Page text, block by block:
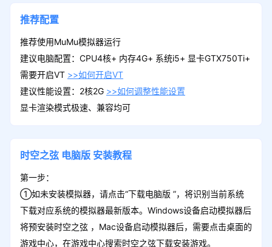
推荐配置
推荐使用MuMu模拟器运行
建议电脑配置：CPU4核+ 内存4G+ 系统i5+ 显卡GTX750Ti+
需要开启VT >>如何开启VT
建议性能设置：2核2G >>如何调整性能设置
显卡渲染模式极速、兼容均可
时空之弦 电脑版 安装教程
第一步：
①如未安装模拟器，请点击“下载电脑版 ”，将识别当前系统
下载对应系统的模拟器最新版本。Windows设备启动模拟器后
将预安装时空之弦 ，Mac设备启动模拟器后，需要点击桌面的
游戏中心，在游戏中心搜索时空之弦下载安装游戏。